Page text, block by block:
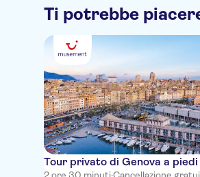
Ti potrebbe
Tour privato di Genova a piedi